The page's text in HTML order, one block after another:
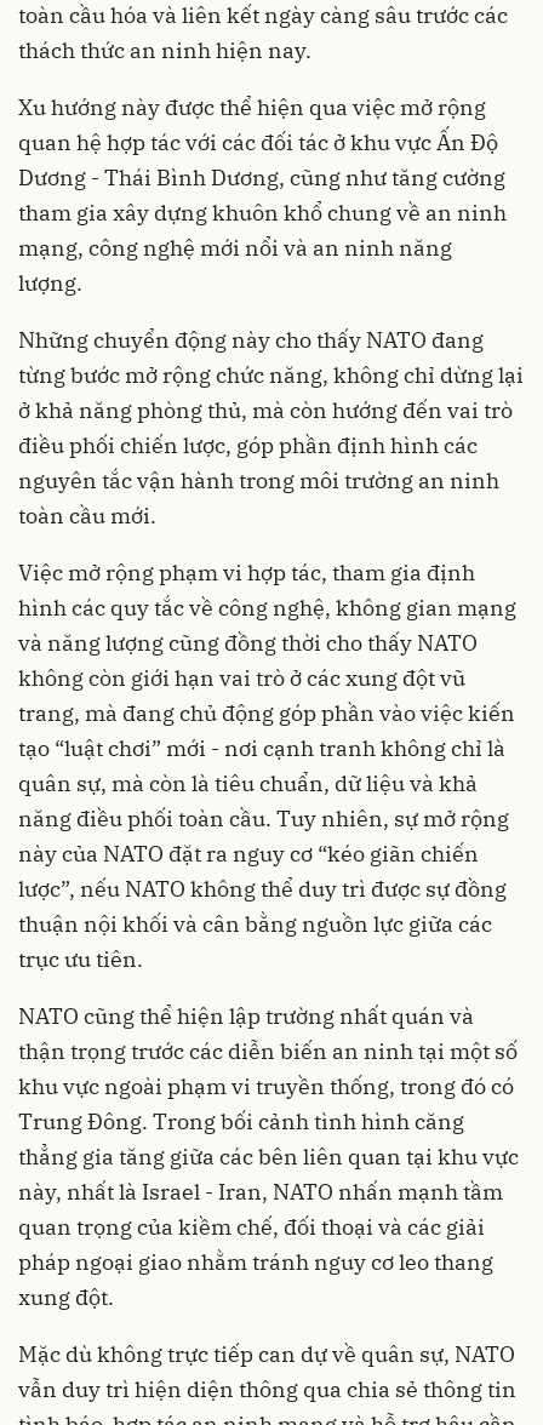
toàn cầu hóa và liên kết ngày càng sâu trước các
thách thức an ninh hiện nay.
Xu hướng này được thể hiện qua việc mở rộng
quan hệ hợp tác với các đối tác ở khu vực Ấn Độ
Dương - Thái Bình Dương, cũng như tăng cường
tham gia xây dựng khuôn khổ chung về an ninh
mạng, công nghệ mới nổi và an ninh năng
lượng.
Những chuyển động này cho thấy NATO đang
từng bước mở rộng chức năng, không chỉ dừng lại
ở khả năng phòng thủ, mà còn hướng đến vai trò
điều phối chiến lược, góp phần định hình các
nguyên tắc vận hành trong môi trường an ninh
toàn cầu mới.
Việc mở rộng phạm vi hợp tác, tham gia định
hình các quy tắc về công nghệ, không gian mạng
và năng lượng cũng đồng thời cho thấy NATO
không còn giới hạn vai trò ở các xung đột vũ
trang, mà đang chủ động góp phần vào việc kiến
tạo “luật chơi” mới - nơi cạnh tranh không chỉ là
quân sự, mà còn là tiêu chuẩn, dữ liệu và khả
năng điều phối toàn cầu. Tuy nhiên, sự mở rộng
này của NATO đặt ra nguy cơ “kéo giãn chiến
lược”, nếu NATO không thể duy trì được sự đồng
thuận nội khối và cân bằng nguồn lực giữa các
trục ưu tiên.
NATO cũng thể hiện lập trường nhất quán và
thận trọng trước các diễn biến an ninh tại một số
khu vực ngoài phạm vi truyền thống, trong đó có
Trung Đông. Trong bối cảnh tình hình căng
thẳng gia tăng giữa các bên liên quan tại khu vực
này, nhất là Israel - Iran, NATO nhấn mạnh tầm
quan trọng của kiềm chế, đối thoại và các giải
pháp ngoại giao nhằm tránh nguy cơ leo thang
xung đột.
Mặc dù không trực tiếp can dự về quân sự, NATO
vẫn duy trì hiện diện thông qua chia sẻ thông tin